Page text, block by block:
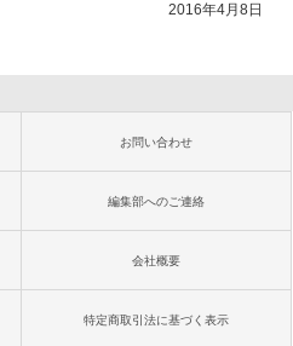
2016年4月8日
お問い合わせ
編集部へのご連絡
会社概要
特定商取引法に基づく表示